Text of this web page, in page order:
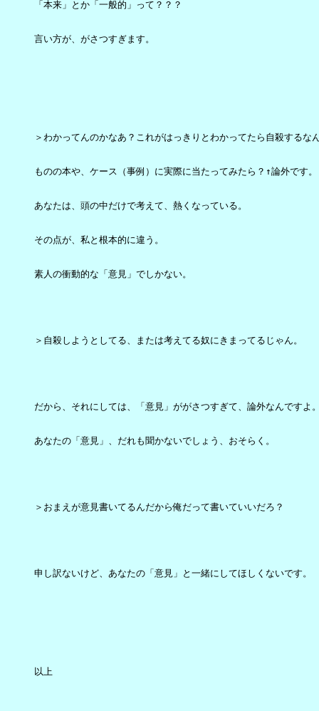
「本来」とか「一般的」って？？？
言い方が、がさつすぎます。
＞わかってんのかなあ？これがはっきりとわかってたら自殺するな
ものの本や、ケース（事例）に実際に当たってみたら？↑論外です。
あなたは、頭の中だけで考えて、熱くなっている。
その点が、私と根本的に違う。
素人の衝動的な「意見」でしかない。
＞自殺しようとしてる、または考えてる奴にきまってるじゃん。
だから、それにしては、「意見」ががさつすぎて、論外なんですよ
あなたの「意見」、だれも聞かないでしょう、おそらく。
＞おまえが意見書いてるんだから俺だって書いていいだろ？
申し訳ないけど、あなたの「意見」と一緒にしてほしくないです。
以上